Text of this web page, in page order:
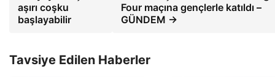
aşırı coşku
başlayabilir
Four maçına gençlerle katıldı –
GÜNDEM →
Tavsiye Edilen Haberler